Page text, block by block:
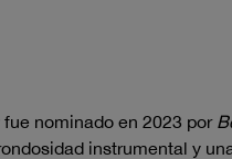
fue nominado en 2023 por
instrumental y